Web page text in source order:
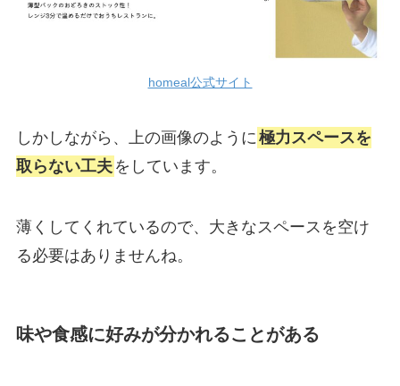
homeal公式サイト
しかしながら、上の画像のように 極力スペースを
取らない工夫 をしています。
薄くしてくれているので、大きなスペースを空け
る必要はありませんね。
味や食感に好みが分かれることがある